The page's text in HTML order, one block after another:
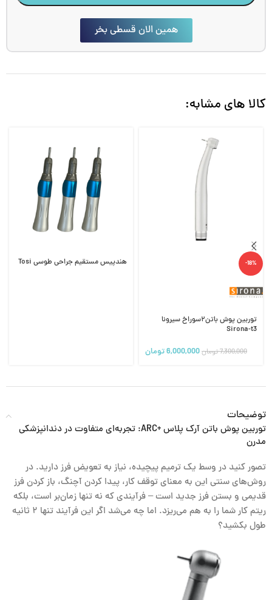
همین الان قسطی بخر
کالا های مشابه:
-18%
توربین پوش باتن۲سوراخ سیرونا
Sirona-t3
7,300,000تومان6,000,000تومان
هندپیس مستقیم جراحی طوسی Tosi
توضیحات
توربین پوش باتن آرک پلاس +ARC: تجربه‌ای متفاوت در دندانپزشکی
مدرن
تصور کنید در وسط یک ترمیم پیچیده، نیاز به تعویض فرز دارید. در
روش‌های سنتی این به معنای توقف کار، پیدا کردن آچنگ، باز کردن فرز
قدیمی و بستن فرز جدید است – فرآیندی که نه تنها زمان‌بر است، بلکه
ریتم کار شما را به هم می‌ریزد. اما چه می‌شد اگر این فرآیند تنها ۲ ثانیه
طول بکشید؟